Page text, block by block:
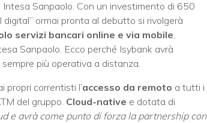
Intesa Sanpaolo. Con un investimento di 650
ormai pronta al debutto si rivolgerà
servizi bancari online e via mobile
Sanpaolo. Ecco perché Isybank avrà
più operativa a distanza.
propri correntisti l’accesso da remoto a tutti i
del gruppo. Cloud-native e dotata di
e avrà come punto di forza la partnership con